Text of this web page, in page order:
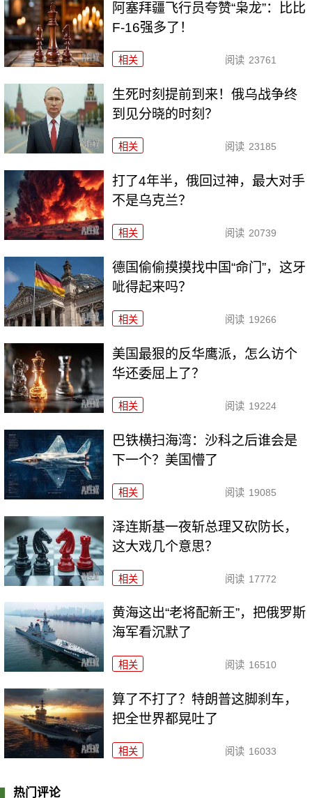
阿塞拜疆飞行员夸赞“枭龙”：比比
F-16强多了！
相关 阅读 23761
生死时刻提前到来！俄乌战争终
到见分晓的时刻？
相关 阅读 23185
打了4年半，俄回过神，最大对手
不是乌克兰？
相关 阅读 20739
德国偷偷摸摸找中国“命门”，这牙
呲得起来吗？
相关 阅读 19266
美国最狠的反华鹰派，怎么访个
华还委屈上了？
相关 阅读 19224
巴铁横扫海湾：沙科之后谁会是
下一个？美国懵了
相关 阅读 19085
泽连斯基一夜斩总理又砍防长，
这大戏几个意思？
相关 阅读 17772
黄海这出“老将配新王”，把俄罗斯
海军看沉默了
相关 阅读 16510
算了不打了？特朗普这脚刹车，
把全世界都晃吐了
相关 阅读 16033
热门评论